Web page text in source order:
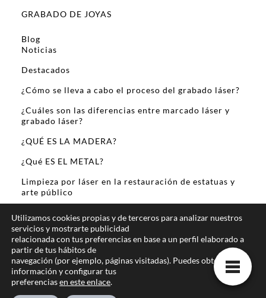
GRABADO DE JOYAS
Blog
Noticias
Destacados
¿Cómo se lleva a cabo el proceso del grabado láser?
¿Cuáles son las diferencias entre marcado láser y
grabado láser?
¿QUÉ ES LA MADERA?
¿Qué ES EL METAL?
Limpieza por láser en la restauración de estatuas y
arte público
Sobre Mi
Te ofrecemos la mejor informacion online
Utilizamos cookies propias y de terceros para analizar nuestros
servicios y mostrarte publicidad
relacionada con tus preferencias en base a un perfil elaborado a
partir de tus hábitos de
navegación (por ejemplo, páginas visitadas). Puedes obtener más
información y configurar tus
preferenciasen este enlace.